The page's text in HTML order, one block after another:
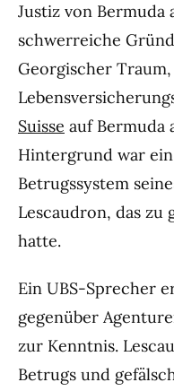
Justiz von Bermuda
schwerreiche
Georgischer
Suisse auf Bermuda
Hintergrund war
Betrugssystem
Lescaudron, das zu
hatte.
Ein UBS-Sprecher
gegenüber
zur Kenntnis.
Betrugs und